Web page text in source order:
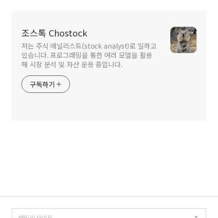
조스톡 Chostock
저는 주식 애널리스트(stock analyst)로 일하고
있습니다. 프로그래밍을 통한 여러 모델을 활용
해 시장 분석 및 자산 운용 중입니다.
구독하기